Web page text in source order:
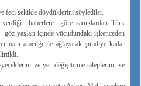
feci şekilde dövdüklerini söylediler.
verdiği haberlere göre sanıklardan Türk
yaşları içinde vücudundaki işkenceden
aracılğı ile ağlayarak şimdiye kadar
ve yer değişitirme taleplerini ise